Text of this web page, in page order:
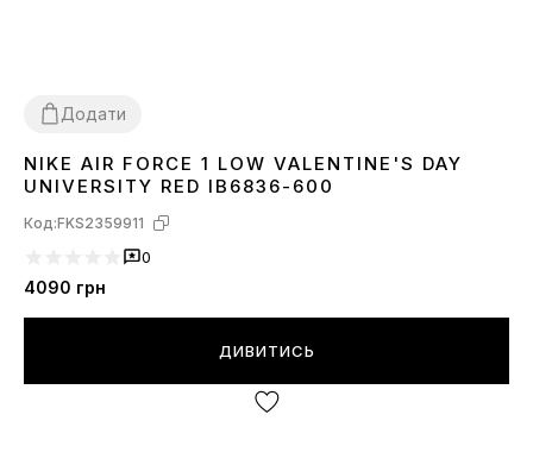
Додати
3637 38
NIKE AIR FORCE 1 LOW VALENTINE'S DAY
UNIVERSITY RED IB6836-600
Код:FKS2359911
0
4090 грн
ДИВИТИСЬ